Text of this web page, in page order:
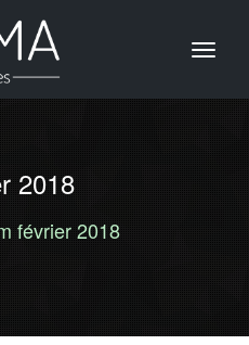
2018
février 2018